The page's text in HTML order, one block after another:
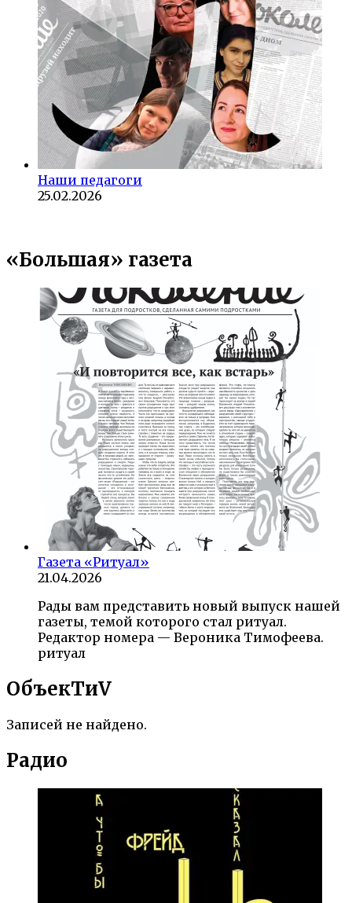
Наши педагоги
25.02.2026
«Большая» газета
Газета «Ритуал»
21.04.2026
Рады вам представить новый выпуск нашей
газеты, темой которого стал ритуал.
Редактор номера — Вероника Тимофеева.
ритуал
ОбъекTиV
Записей не найдено.
Радио